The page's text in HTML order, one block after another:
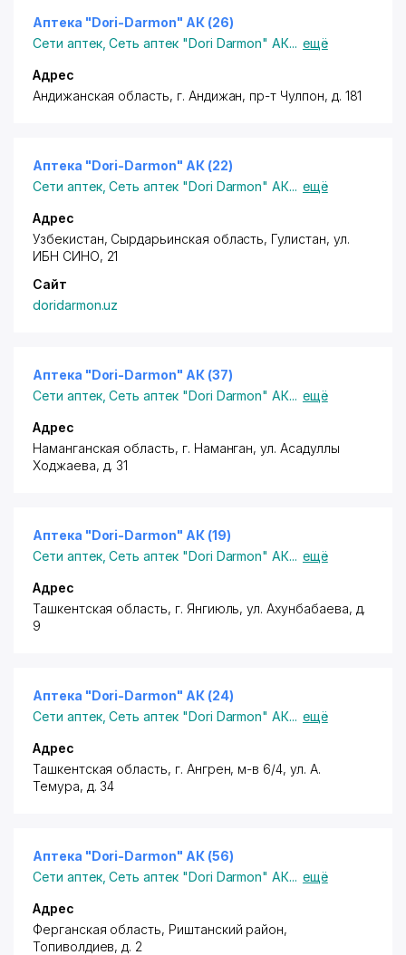
Аптека "Dori-Darmon" АК (26)
Сети аптек,Сеть аптек "Dori Darmon" АК... ещё
Адрес
Андижанская область, г. Андижан, пр-т Чулпон, д. 181
Аптека "Dori-Darmon" АК (22)
Сети аптек,Сеть аптек "Dori Darmon" АК... ещё
Адрес
Узбекистан, Сырдарьинская область, Гулистан, ул.
ИБН СИНО, 21
Сайт
doridarmon.uz
Аптека "Dori-Darmon" АК (37)
Сети аптек,Сеть аптек "Dori Darmon" АК... ещё
Адрес
Наманганская область, г. Наманган,ул. Асадуллы
Ходжаева, д. 31
Аптека "Dori-Darmon" АК (19)
Сети аптек,Сеть аптек "Dori Darmon" АК... ещё
Адрес
Ташкентская область, г. Янгиюль,ул. Ахунбабаева, д.
9
Аптека "Dori-Darmon" АК (24)
Сети аптек,Сеть аптек "Dori Darmon" АК... ещё
Адрес
Ташкентская область, г. Ангрен, м-в 6/4, ул. А.
Темура, д. 34
Аптека "Dori-Darmon" АК (56)
Сети аптек,Сеть аптек "Dori Darmon" АК... ещё
Адрес
Ферганская область, Риштанский район,
Топиволдиев, д. 2